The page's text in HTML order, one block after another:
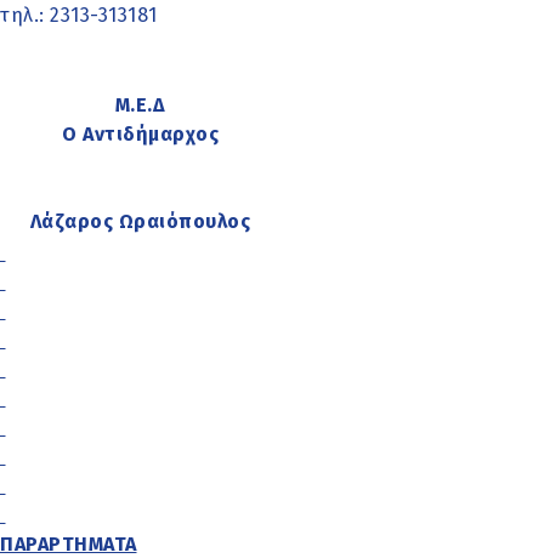
τηλ.: 2313-313181
Μ.Ε.Δ
Ο Αντιδήμαρχος
Λάζαρος Ωραιόπουλος
ΠΑΡΑΡΤΗΜΑΤΑ